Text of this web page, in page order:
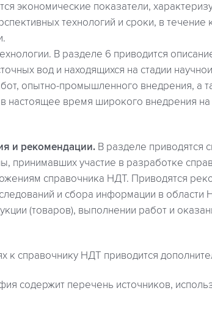
экономические показатели,
технологий и сроки, в течение
В разделе 6 приводится
вод и находящихся на стадии
опытно-промышленного внедрения, а
настоящее время широкого внедрения
и рекомендации. В разделе приводятся
принимавших участие в разработке
справочника НДТ. Приводятся
и сбора информации в области
(товаров), выполнении работ и
к справочнику НДТ приводится
содержит перечень источников,